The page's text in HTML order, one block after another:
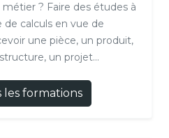
métier ? Faire des études à
de calculs en vue de
une pièce, un produit,
un projet...
les formations